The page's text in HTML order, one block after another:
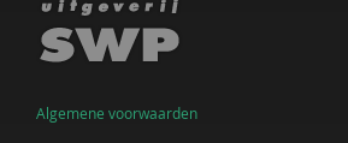
Algemene voorwaarden